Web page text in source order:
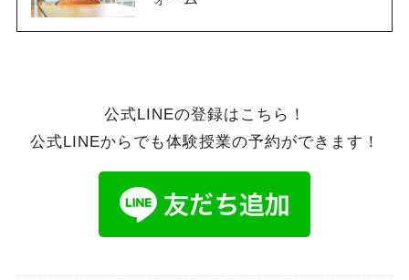
公式LINEの登録はこちら！
公式LINEからでも体験授業の予約ができます！